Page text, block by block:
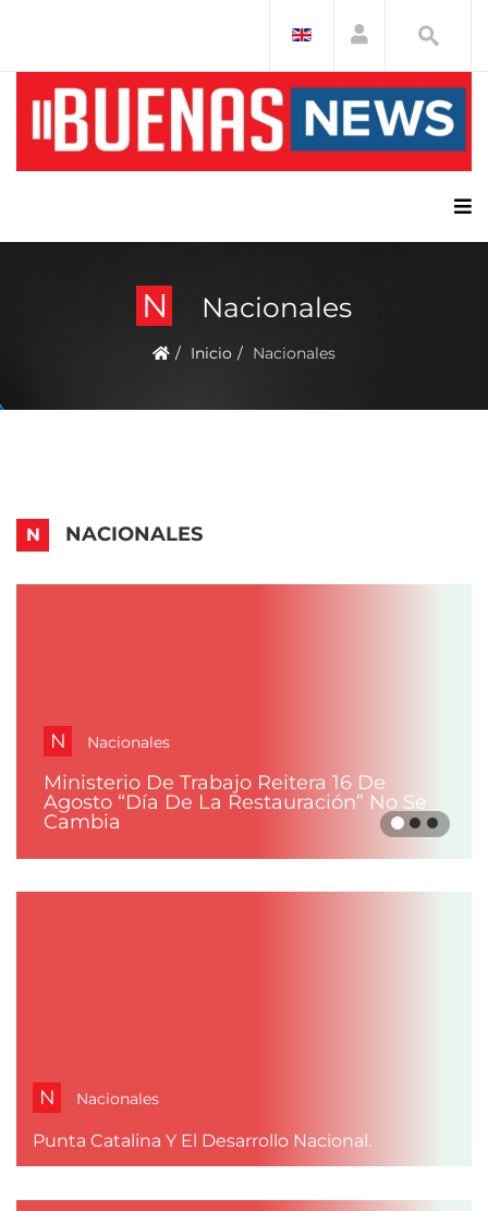
N Nacionales
Inicio Nacionales
N NACIONALES
N Nacionales
Ministerio De Trabajo Reitera 16 De
Agosto “Día De La Restauración” No Se
Cambia
N Nacionales
Punta Catalina Y El Desarrollo Nacional.